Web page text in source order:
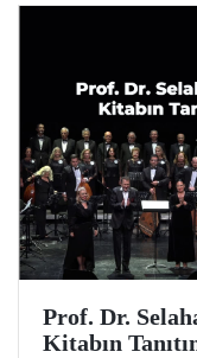
Prof. Dr.
Kitabın